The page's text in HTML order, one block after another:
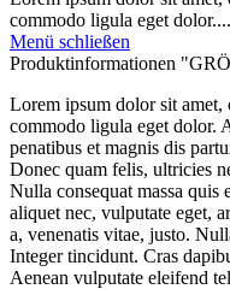
commodo ligula eget dolor....
Menü schließen
Produktinformationen
Lorem ipsum dolor sit amet,
commodo ligula eget dolor.
penatibus et magnis dis
Donec quam felis, ultricies
Nulla consequat massa
aliquet nec, vulputate eget,
a, venenatis vitae, justo.
Integer tincidunt. Cras
Aenean vulputate eleifend